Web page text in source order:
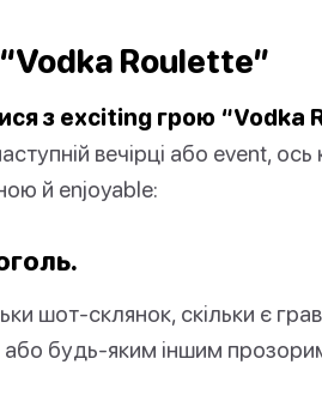
Roulette”
з exciting грою “Vodka
вечірці або event,
й enjoyable:
шот-склянок, скільки є
або будь-яким іншим